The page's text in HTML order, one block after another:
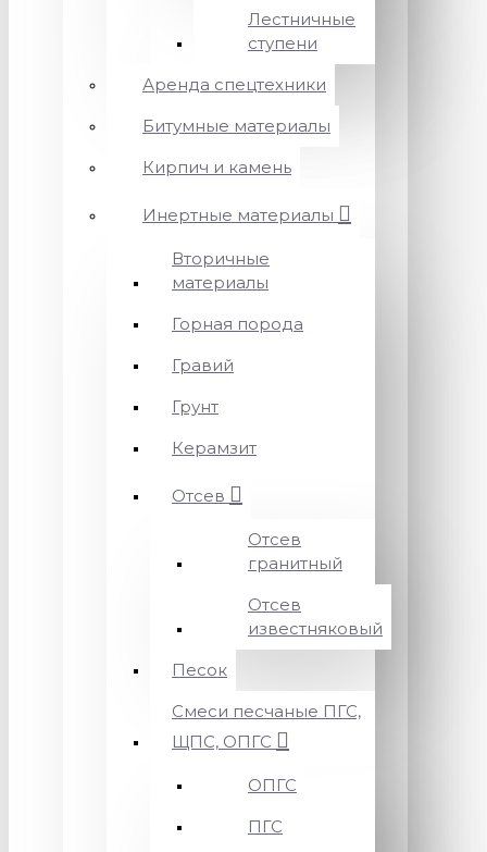
Лестничные
ступени
Аренда спецтехники
Битумные материалы
Кирпич и камень
Инертные материалы
Вторичные
материалы
Горная порода
Гравий
Грунт
Керамзит
Отсев
Отсев
гранитный
Отсев
известняковый
Песок
Смеси песчаные ПГС,
ЩПС, ОПГС
ОПГС
ПГС